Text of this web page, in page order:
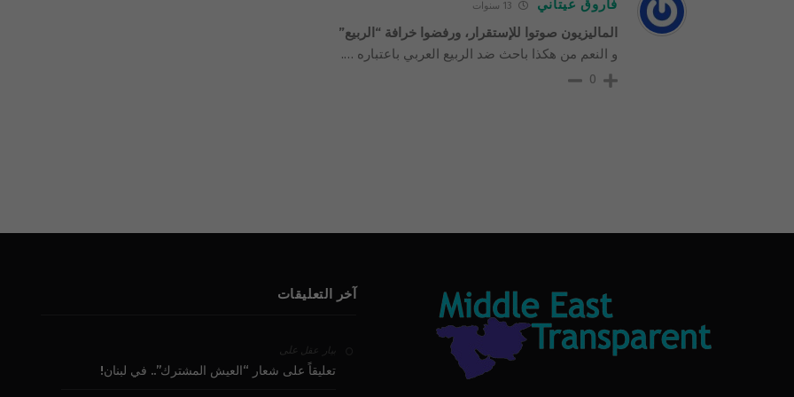
فاروق عيتاني
الماليزيون صوتوا للإستقرار، ورفضوا خرافة “الربيع”
و النعم من هكذا باحث ضد الربيع العربي باعتباره ….
0
آخر التعليقات
بيار عقل على
تعليقاً على شعار “العيش المشترك”.. في لبنان!